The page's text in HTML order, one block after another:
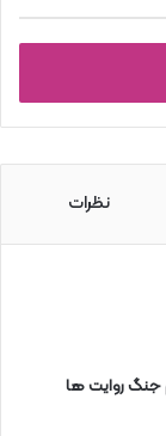
نظرات
جنگ روایت ها